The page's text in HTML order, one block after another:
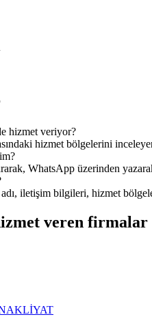
hizmet veriyor?
hizmet bölgelerini
WhatsApp üzerinden
iletişim bilgileri, hizmet
veren firmalar